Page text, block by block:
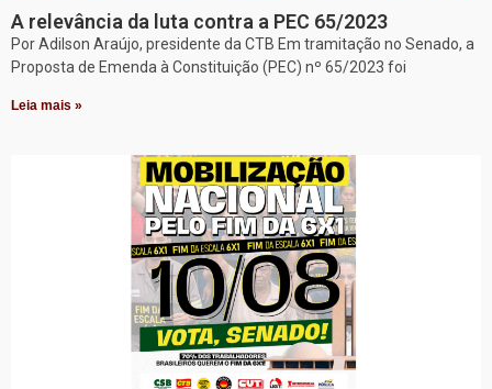
A relevância da luta contra a PEC 65/2023
Por Adilson Araújo, presidente da CTB Em tramitação no Senado, a
Proposta de Emenda à Constituição (PEC) nº 65/2023 foi
Leia mais »